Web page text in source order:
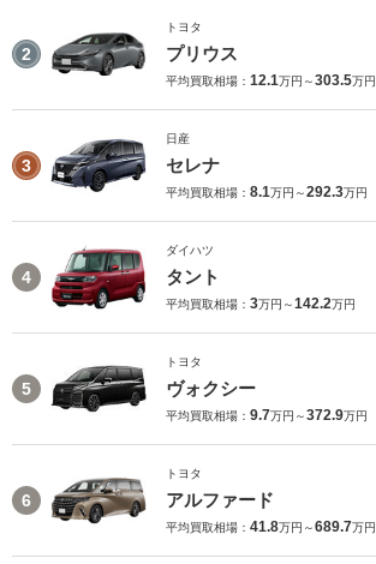
2
トヨタ
プリウス
平均買取相場： 12.1万円～303.5万円
3
日産
セレナ
平均買取相場： 8.1万円～292.3万円
4
ダイハツ
タント
平均買取相場： 3万円～142.2万円
5
トヨタ
ヴォクシー
平均買取相場： 9.7万円～372.9万円
6
トヨタ
アルファード
平均買取相場： 41.8万円～689.7万円